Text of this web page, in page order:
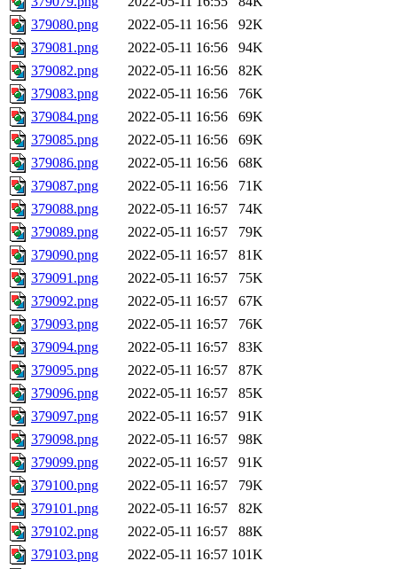
379080.png
2022-05-11 16:56
92K
379081.png
2022-05-11 16:56
94K
379082.png
2022-05-11 16:56
82K
379083.png
2022-05-11 16:56
76K
379084.png
2022-05-11 16:56
69K
379085.png
2022-05-11 16:56
69K
379086.png
2022-05-11 16:56
68K
379087.png
2022-05-11 16:56
71K
379088.png
2022-05-11 16:57
74K
379089.png
2022-05-11 16:57
79K
379090.png
2022-05-11 16:57
81K
379091.png
2022-05-11 16:57
75K
379092.png
2022-05-11 16:57
67K
379093.png
2022-05-11 16:57
76K
379094.png
2022-05-11 16:57
83K
379095.png
2022-05-11 16:57
87K
379096.png
2022-05-11 16:57
85K
379097.png
2022-05-11 16:57
91K
379098.png
2022-05-11 16:57
98K
379099.png
2022-05-11 16:57
91K
379100.png
2022-05-11 16:57
79K
379101.png
2022-05-11 16:57
82K
379102.png
2022-05-11 16:57
88K
379103.png
2022-05-11 16:57 101K